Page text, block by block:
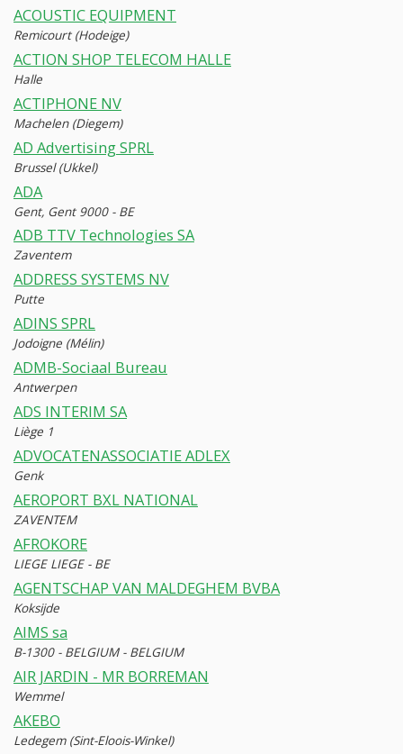
ACOUSTIC EQUIPMENT
Remicourt (Hodeige)
ACTION SHOP TELECOM HALLE
Halle
ACTIPHONE NV
Machelen (Diegem)
AD Advertising SPRL
Brussel (Ukkel)
ADA
Gent, Gent 9000 - BE
ADB TTV Technologies SA
Zaventem
ADDRESS SYSTEMS NV
Putte
ADINS SPRL
Jodoigne (Mélin)
ADMB-Sociaal Bureau
Antwerpen
ADS INTERIM SA
Liège 1
ADVOCATENASSOCIATIE ADLEX
Genk
AEROPORT BXL NATIONAL
ZAVENTEM
AFROKORE
LIEGE LIEGE - BE
AGENTSCHAP VAN MALDEGHEM BVBA
Koksijde
AIMS sa
B-1300 - BELGIUM - BELGIUM
AIR JARDIN - MR BORREMAN
Wemmel
AKEBO
Ledegem (Sint-Eloois-Winkel)